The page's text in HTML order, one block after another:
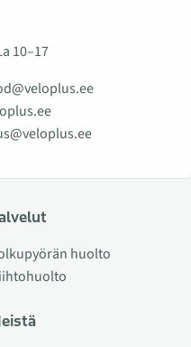
10–17
huolto